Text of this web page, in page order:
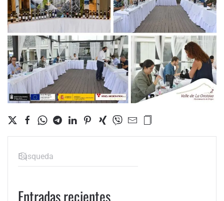
Entradas recientes